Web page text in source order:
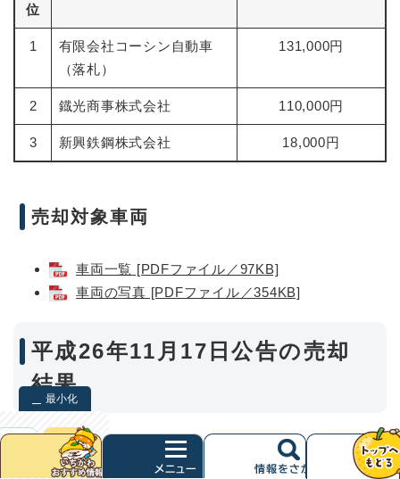
位
1
有限会社コーシン自動車
（落札）
131,000円
2 鐡光商事株式会社 110,000円
3 新興鉄鋼株式会社 18,000円
売却対象車両
車両一覧 [PDFファイル／97KB]
車両の写真 [PDFファイル／354KB]
平成26年11月17日公告の売却
結果
市川市公用車両の売却
（最低売却価格12,000円：税抜）
最小化
検索
クリア